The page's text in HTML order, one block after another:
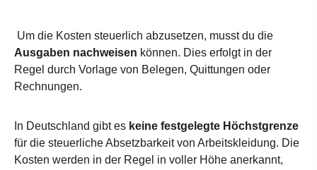
Um die Kosten steuerlich abzusetzen, musst du die
Ausgaben nachweisen können. Dies erfolgt in der
Regel durch Vorlage von Belegen, Quittungen oder
Rechnungen.
In Deutschland gibt es keine festgelegte Höchstgrenze
für die steuerliche Absetzbarkeit von Arbeitskleidung. Die
Kosten werden in der Regel in voller Höhe anerkannt,